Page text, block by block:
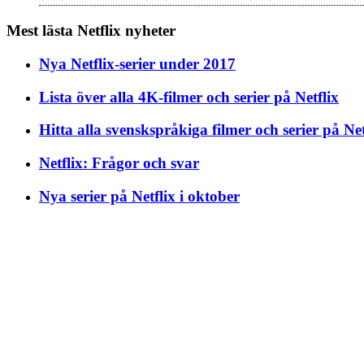
Mest lästa Netflix nyheter
Nya Netflix-serier under 2017
Lista över alla 4K-filmer och serier på Netflix
Hitta alla svenskspråkiga filmer och serier på
Netflix: Frågor och svar
Nya serier på Netflix i oktober